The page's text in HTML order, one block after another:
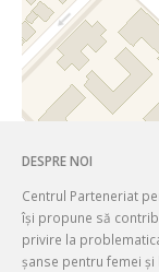
DESPRE NOI
Centrul Parteneriat
își propune să
privire la
șanse pentru femei și